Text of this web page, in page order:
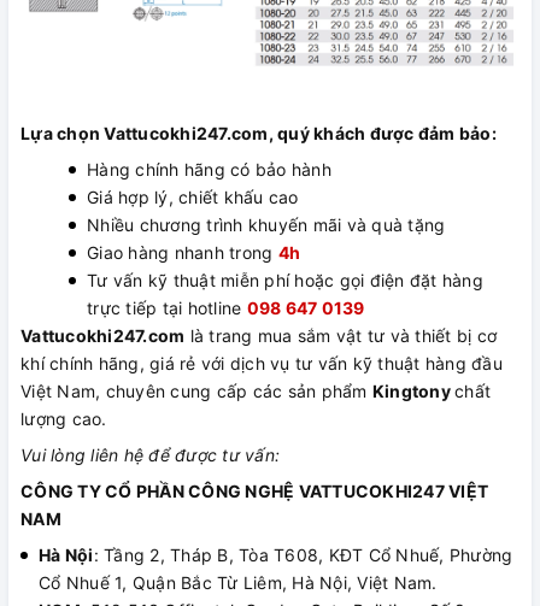
Lựa chọn Vattucokhi247.com, quý khách được đảm bảo:
Hàng chính hãng có bảo hành
Giá hợp lý, chiết khấu cao
Nhiều chương trình khuyến mãi và quà tặng
Giao hàng nhanh trong 4h
Tư vấn kỹ thuật miễn phí hoặc gọi điện đặt hàng
trực tiếp tại hotline 098 647 0139
Vattucokhi247.com là trang mua sắm vật tư và thiết bị cơ
khí chính hãng, giá rẻ với dịch vụ tư vấn kỹ thuật hàng đầu
Việt Nam, chuyên cung cấp các sản phẩm Kingtonychất
lượng cao.
Vui lòng liên hệ để được tư vấn:
CÔNG TY CỔ PHẦN CÔNG NGHỆ VATTUCOKHI247 VIỆT
NAM
Hà Nội: Tầng 2, Tháp B, Tòa T608, KĐT Cổ Nhuế, Phường
Cổ Nhuế 1, Quận Bắc Từ Liêm, Hà Nội, Việt Nam.